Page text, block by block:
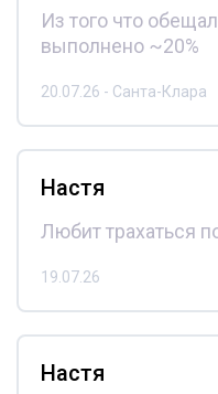
Из того что
выполнено ~20%
20.07.26 - Санта-Клара
Настя
Любит трахаться
19.07.26
Настя